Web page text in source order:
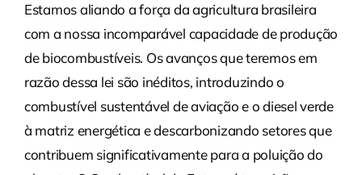
Estamos aliando a força da agricultura brasileira
com a nossa incomparável capacidade de produção
de biocombustíveis. Os avanços que teremos em
razão dessa lei são inéditos, introduzindo o
combustível sustentável de aviação e o diesel verde
à matriz energética e descarbonizando setores que
contribuem significativamente para a poluição do